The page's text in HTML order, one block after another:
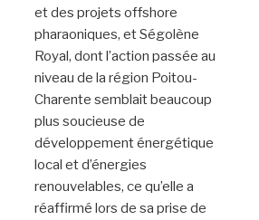
et des projets offshore
pharaoniques, et Ségolène
Royal, dont l’action passée au
niveau de la région Poitou-
Charente semblait beaucoup
plus soucieuse de
développement énergétique
local et d’énergies
renouvelables, ce qu’elle a
réaffirmé lors de sa prise de